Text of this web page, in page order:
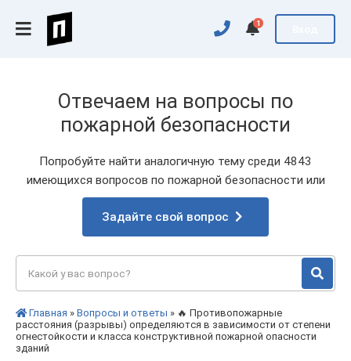
1
Отвечаем на вопросы по
пожарной безопасности
Попробуйте найти аналогичную тему среди 4843
имеющихся вопросов по пожарной безопасности или
Задайте свой вопрос
Главная » Вопросы и ответы » 🔥 Противопожарные
расстояния (разрывы) определяются в зависимости от степени
огнестойкости и класса конструктивной пожарной опасности
зданий